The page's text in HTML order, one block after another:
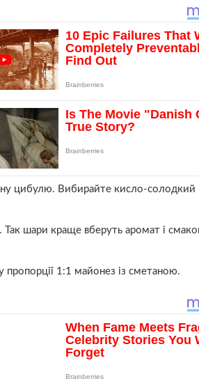
цибулю. Вибирайте кисло-солодкий
шари краще вберуть аромат і
1:1 майонез із сметаною.